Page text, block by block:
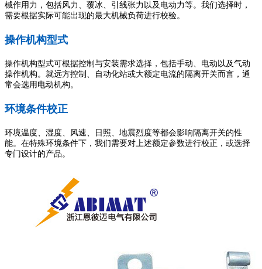
械作用力，包括风力、覆冰、引线张力以及电动力等。我们选择时，
需要根据实际可能出现的最大机械负荷进行校验。
操作机构型式
操作机构型式可根据控制与安装需求选择，包括手动、电动以及气动
操作机构。就远方控制、自动化站或大额定电流的隔离开关而言，通
常会选用电动机构。
环境条件校正
环境温度、湿度、风速、日照、地震烈度等都会影响隔离开关的性
能。在特殊环境条件下，我们需要对上述额定参数进行校正，或选择
专门设计的产品。